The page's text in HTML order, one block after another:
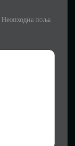
Неопходна поља